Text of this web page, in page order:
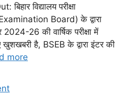
विद्यालय परीक्षा
Board) के द्वारा
26 की वार्षिक परीक्षा में
खुशखबरी है, BSEB के द्वारा इंटर की
more